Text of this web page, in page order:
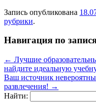
Запись опубликована
рубрики.
Навигация по
← Лучшие
найдите идеальную
Ваш источник
развлечения! →
Найти: